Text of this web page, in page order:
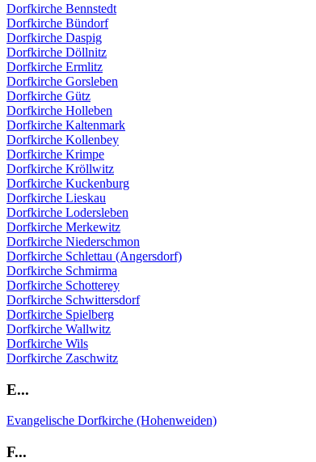
Dorfkirche Bennstedt
Dorfkirche Bündorf
Dorfkirche Daspig
Dorfkirche Döllnitz
Dorfkirche Ermlitz
Dorfkirche Gorsleben
Dorfkirche Gütz
Dorfkirche Holleben
Dorfkirche Kaltenmark
Dorfkirche Kollenbey
Dorfkirche Krimpe
Dorfkirche Kröllwitz
Dorfkirche Kuckenburg
Dorfkirche Lieskau
Dorfkirche Lodersleben
Dorfkirche Merkewitz
Dorfkirche Niederschmon
Dorfkirche Schlettau (Angersdorf)
Dorfkirche Schmirma
Dorfkirche Schotterey
Dorfkirche Schwittersdorf
Dorfkirche Spielberg
Dorfkirche Wallwitz
Dorfkirche Wils
Dorfkirche Zaschwitz
E...
Evangelische Dorfkirche (Hohenweiden)
F...